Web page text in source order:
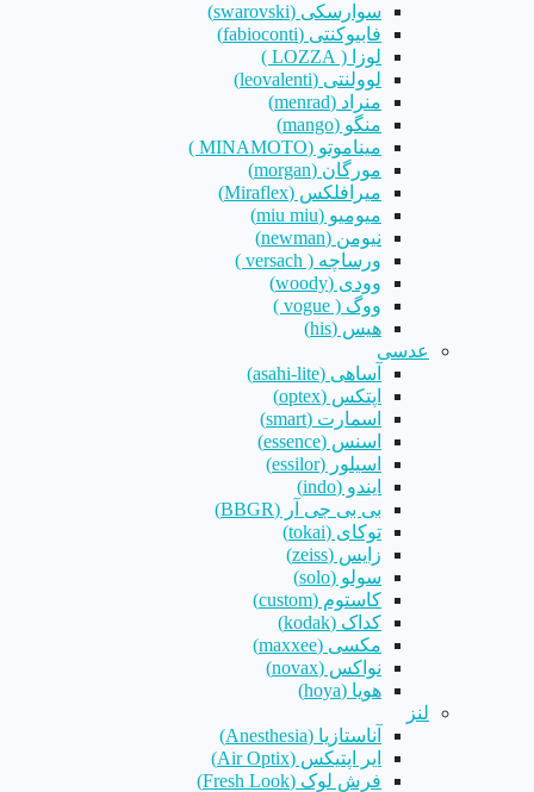
سوارسکی (swarovski)
فابیوکنتی (fabioconti)
لوزا ( LOZZA )
لوولنتی (leovalenti)
منراد (menrad)
منگو (mango)
میناموتو (MINAMOTO )
مورگان (morgan)
میرافلکس (Miraflex)
میومیو (miu miu)
نیومن (newman)
ورساچه ( versach )
وودی (woody)
ووگ ( vogue )
هیس (his)
عدسی
آساهی (asahi-lite)
اپتکس (optex)
اسمارت (smart)
اسنس (essence)
اسیلور (essilor)
ایندو (indo)
بی بی جی آر (BBGR)
توکای (tokai)
زایس (zeiss)
سولو (solo)
کاستوم (custom)
کداک (kodak)
مکسی (maxxee)
نواکس (novax)
هویا (hoya)
لنز
آناستازیا (Anesthesia)
ایر اپتیکس (Air Optix)
فرش لوک (Fresh Look)